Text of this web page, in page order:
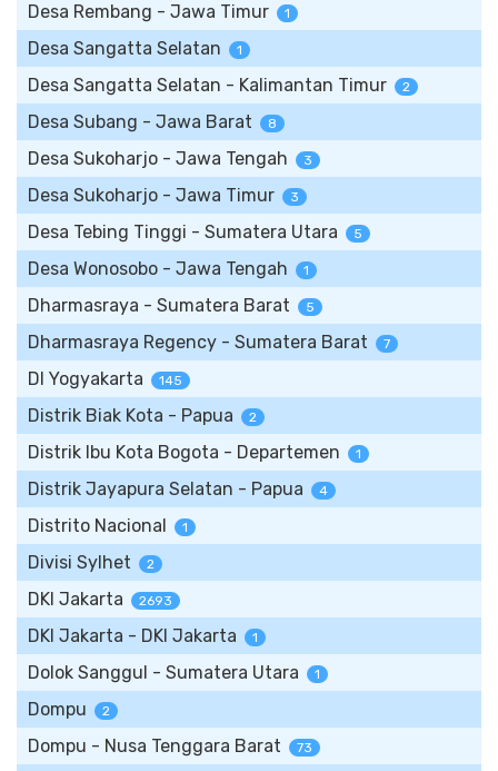
Desa Rembang - Jawa Timur 1
Desa Sangatta Selatan 1
Desa Sangatta Selatan - Kalimantan Timur 2
Desa Subang - Jawa Barat 8
Desa Sukoharjo - Jawa Tengah 3
Desa Sukoharjo - Jawa Timur 3
Desa Tebing Tinggi - Sumatera Utara 5
Desa Wonosobo - Jawa Tengah 1
Dharmasraya - Sumatera Barat 5
Dharmasraya Regency - Sumatera Barat 7
DI Yogyakarta 145
Distrik Biak Kota - Papua 2
Distrik Ibu Kota Bogota - Departemen 1
Distrik Jayapura Selatan - Papua 4
Distrito Nacional 1
Divisi Sylhet 2
DKI Jakarta 2693
DKI Jakarta - DKI Jakarta 1
Dolok Sanggul - Sumatera Utara 1
Dompu 2
Dompu - Nusa Tenggara Barat 73